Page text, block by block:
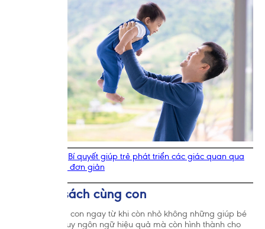
Bí quyết giúp trẻ phát triển các giác quan qua
những trò chơi đơn giản
2.3. Đọc sách cùng con
Đọc sách cùng con ngay từ khi còn nhỏ không những giúp bé
phát triển tư duy ngôn ngữ hiệu quả mà còn hình thành cho
công thức hoặc nếu bạn gặp vấn đề khi cho con bú.